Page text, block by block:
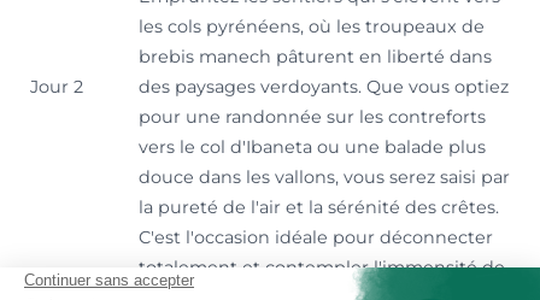
Jour 2
les cols pyrénéens, où les troupeaux de
brebis manech pâturent en liberté dans
des paysages verdoyants. Que vous optiez
pour une randonnée sur les contreforts
vers le col d'Ibaneta ou une balade plus
douce dans les vallons, vous serez saisi par
la pureté de l'air et la sérénité des crêtes.
C'est l'occasion idéale pour déconnecter
totalement et contempler l'immensité de